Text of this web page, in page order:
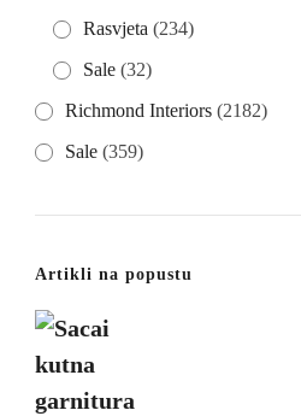
Rasvjeta (234)
Sale (32)
Richmond Interiors (2182)
Sale (359)
Artikli na popustu